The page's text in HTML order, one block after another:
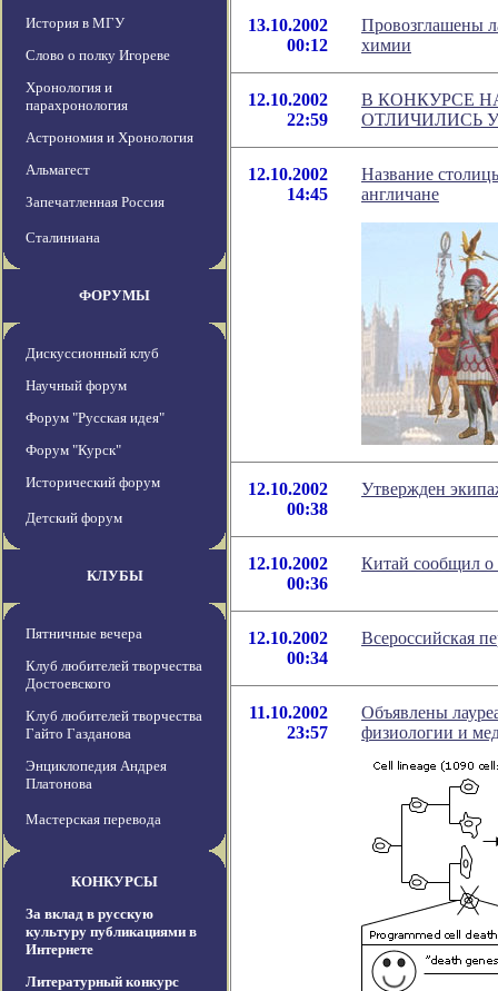
История в МГУ
Слово о полку Игореве
Хронология и
парахронология
Астрономия и Хронология
Альмагест
Запечатленная Россия
Сталиниана
ФОРУМЫ
Дискуссионный клуб
Научный форум
Форум "Русская идея"
Форум "Курск"
Исторический форум
Детский форум
КЛУБЫ
Пятничные вечера
Клуб любителей творчества
Достоевского
Клуб любителей творчества
Гайто Газданова
Энциклопедия Андрея
Платонова
Мастерская перевода
КОНКУРСЫ
За вклад в русскую
культуру публикациями в
Интернете
Литературный конкурс
13.10.2002
00:12
Провозглашены
химии
12.10.2002
22:59
В КОНКУРСЕ
ОТЛИЧИЛИСЬ
12.10.2002
14:45
Название
англичане
12.10.2002
00:38
Утвержден
12.10.2002
00:36
Китай сообщил
12.10.2002
00:34
Всероссийская
11.10.2002
23:57
Объявлены
физиологии и